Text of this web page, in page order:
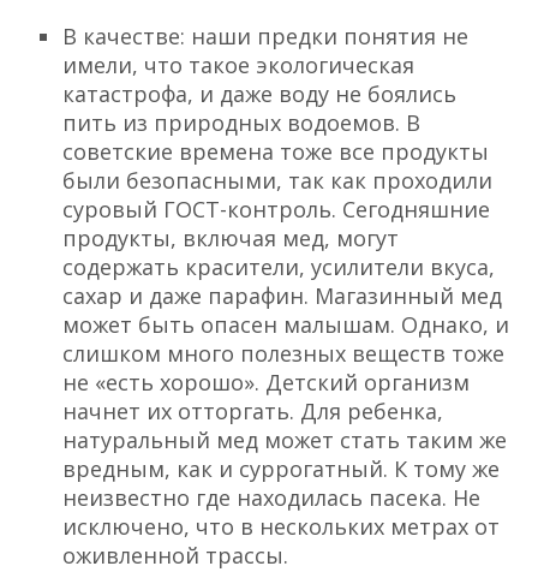
В качестве: наши предки понятия не
имели, что такое экологическая
катастрофа, и даже воду не боялись
пить из природных водоемов. В
советские времена тоже все продукты
были безопасными, так как проходили
суровый ГОСТ-контроль. Сегодняшние
продукты, включая мед, могут
содержать красители, усилители вкуса,
сахар и даже парафин. Магазинный мед
может быть опасен малышам. Однако, и
слишком много полезных веществ тоже
не «есть хорошо». Детский организм
начнет их отторгать. Для ребенка,
натуральный мед может стать таким же
вредным, как и суррогатный. К тому же
неизвестно где находилась пасека. Не
исключено, что в нескольких метрах от
оживленной трассы.